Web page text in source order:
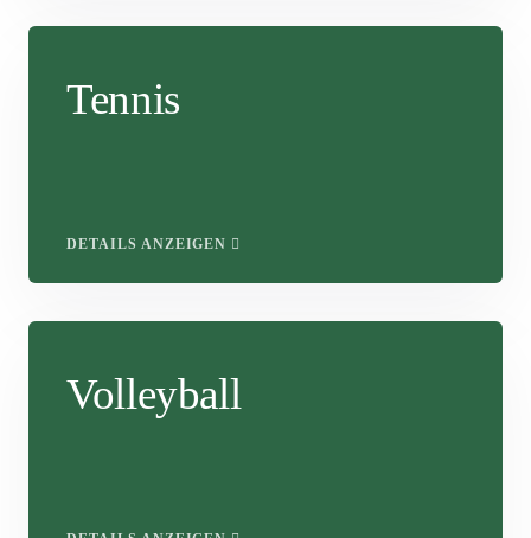
Tennis
DETAILS ANZEIGEN
Volleyball